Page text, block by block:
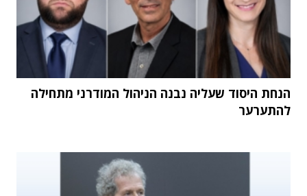
הנחת היסוד שעליה נבנה הניהול המודרני מתחילה
להתערער